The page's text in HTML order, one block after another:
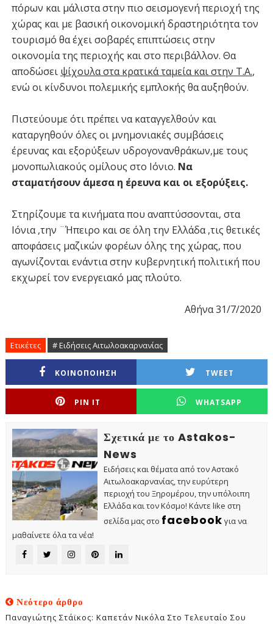
πόρων και μάλιστα στην πιο σεισμογενή περιοχή της
χώρας και με βασική οικονομική δραστηριότητα τον
τουρισμό θα έχει σοβαρές επιπτώσεις στην
οικονομία της περιοχής και στο περιβάλλον. Θα
αποδώσει ψίχουλα στα κρατικά ταμεία και στην Τ.Α.,
ενώ οι κίνδυνοι πολεμικής εμπλοκής θα αυξηθούν.
Πιστεύουμε ότι πρέπει να καταγγελθούν και
καταργηθούν όλες οι μνημονιακές συμβάσεις
έρευνας και εξορύξεων υδρογονανθράκων,με τους
μονοπωλιακούς ομίλους στο Ιόνιο. Να
σταματήσουν άμεσα η έρευνα και οι εξορύξεις.
Στηρίζουμε τα κινήματα που αναπτύσσονται, στα
Ιόνια ,την ¨Ήπειρο και σε όλη την Ελλάδα ,τις θετικές
αποφάσεις μαζικών φορέων όλης της χώρας, που
αγωνίζονται ενάντια στην κυβερνητική πολιτική που
εκχωρεί τον ενεργειακό μας πλούτο.
Αθήνα 31/7/2020
Ετικέτες # Ειδήσεις Αιτωλοακαρνανίας
ΚΟΙΝΟΠΟΙΗΣΗ TWEET
PIN IT WHATSAPP
Σχετικά με το Astakos-
News
Ειδήσεις και θέματα από τον Αστακό
Αιτωλοακαρνανίας, την ευρύτερη
περιοχή του Ξηρομέρου, την υπόλοιπη
Ελλάδα και τον Κόσμο! Κάντε like στη
σελίδα μας στο facebook για να
μαθαίνετε όλα τα νέα!
Νεότερο άρθρο
Παναγιώτης Στάϊκος: Καπετάν Νικόλα Στο Τελευταίο Σου